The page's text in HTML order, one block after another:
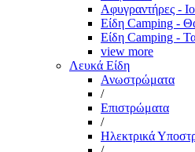
Αφυγραντήρες -
Είδη Camping -
Είδη Camping -
view more
Λευκά Είδη
Ανωστρώματα
/
Επιστρώματα
/
Ηλεκτρικά